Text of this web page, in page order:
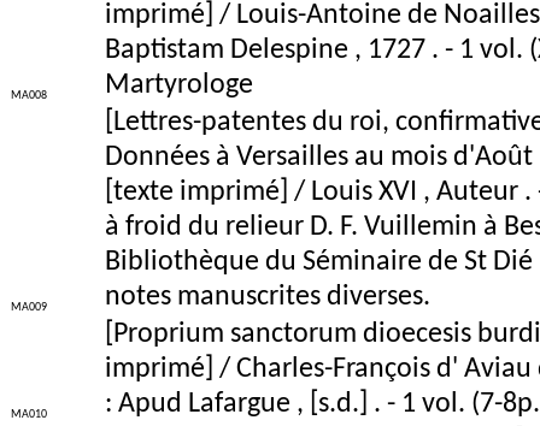
MA008
imprimé] / Louis-Antoine de
Baptistam Delespine , 1727 . - 1 vol.
Martyrologe
MA009
[Lettres-patentes du roi,
Données à Versailles au mois
[texte imprimé] / Louis XVI , Auteur
à froid du relieur D. F. Vuillemin à
Bibliothèque du Séminaire de St
notes manuscrites diverses.
MA010
[Proprium sanctorum dioecesis
imprimé] / Charles-François d' Aviau
: Apud Lafargue , [s.d.] . - 1 vol. (7-